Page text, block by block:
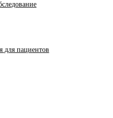
для пациентов